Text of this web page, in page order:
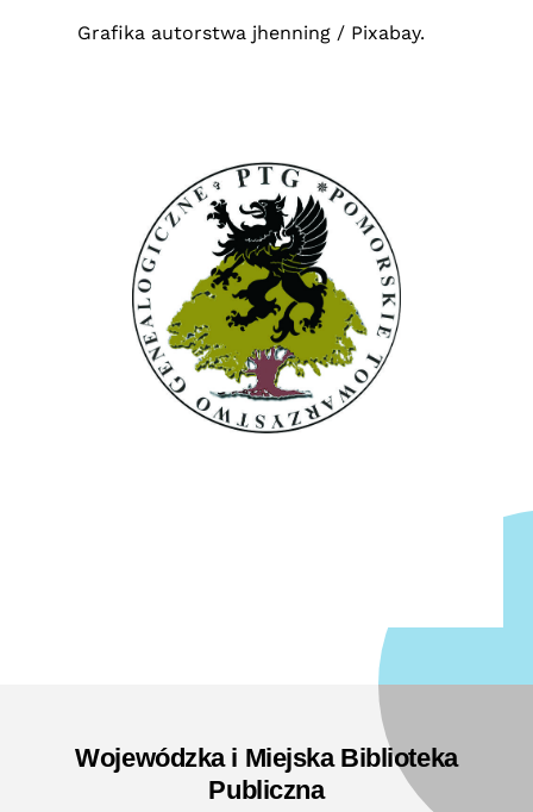
Grafika autorstwa jhenning / Pixabay.
Wojewódzka i Miejska Biblioteka
Publiczna